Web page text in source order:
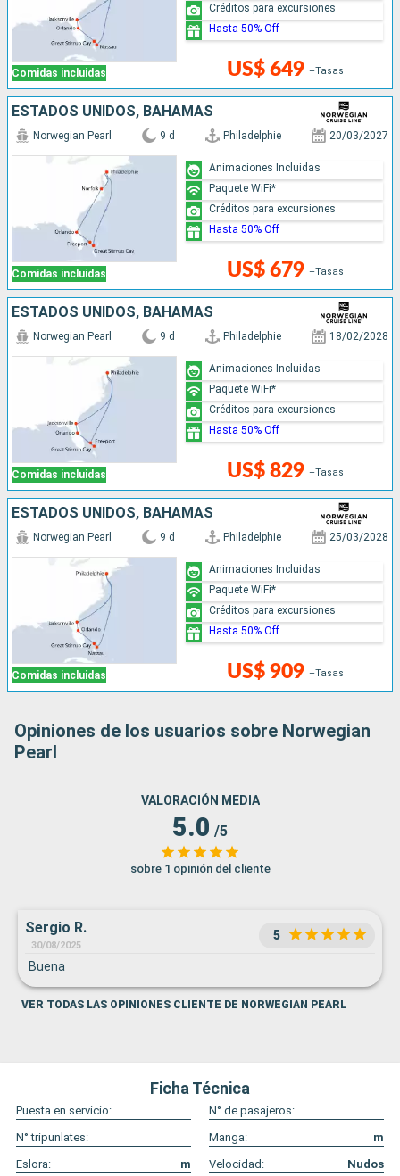
Comidas incluidas US$ 649 +Tasas
Créditos para excursiones
Hasta 50% Off
ESTADOS UNIDOS, BAHAMAS
Comidas incluidas
Norwegian Pearl 9 d Philadelphie 20/03/2027
US$ 679 +Tasas
Animaciones Incluidas
Paquete WiFi*
Créditos para excursiones
Hasta 50% Off
ESTADOS UNIDOS, BAHAMAS
Comidas incluidas
Norwegian Pearl 9 d Philadelphie 18/02/2028
US$ 829 +Tasas
Animaciones Incluidas
Paquete WiFi*
Créditos para excursiones
Hasta 50% Off
ESTADOS UNIDOS, BAHAMAS
Comidas incluidas
Norwegian Pearl 9 d Philadelphie 25/03/2028
US$ 909 +Tasas
Animaciones Incluidas
Paquete WiFi*
Créditos para excursiones
Hasta 50% Off
Opiniones de los usuarios sobre Norwegian
Pearl
VALORACIÓN MEDIA
5.0 /5
sobre 1 opinión del cliente
Sergio R.
30/08/2025
5
Buena
VER TODAS LAS OPINIONES CLIENTE DE NORWEGIAN PEARL
Ficha Técnica
Puesta en servicio:
N° de pasajeros:
N° tripunlates:
Manga:
m
Eslora:
m Velocidad: Nudos